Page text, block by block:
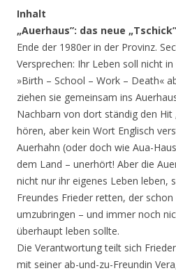
Inhalt
„Auerhaus”: das neue „Tschick”
Ende der 1980er in der Provinz.
Versprechen: Ihr Leben soll nicht
»Birth – School – Work – Death«
ziehen sie gemeinsam ins
Nachbarn von dort ständig den Hit
hören, aber kein Wort Englisch
Auerhahn (oder doch wie Aua-
dem Land – unerhört! Aber die
nicht nur ihr eigenes Leben leben,
Freundes Frieder retten, der
umzubringen – und immer noch
überhaupt leben sollte.
Die Verantwortung teilt sich
mit seiner ab-und-zu-Freundin